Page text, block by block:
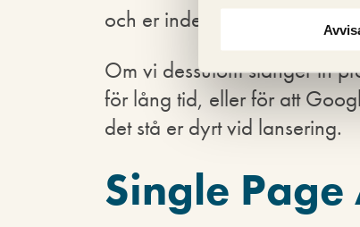
och er indexering kan
Om vi dessutom slänger in
för lång tid, eller för att
det stå er dyrt vid lansering.
Single Page